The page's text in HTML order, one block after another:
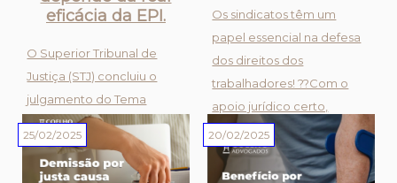
eficácia da EPI.
O Superior Tribunal de
Justiça (STJ) concluiu o
julgamento do Tema
Repetitivo 1090, fixando o
entendimento de que a
indicação de EPI eficaz no
Os sindicatos têm um
papel essencial na defesa
dos direitos dos
trabalhadores! ??Com o
apoio jurídico certo,
sindicatos garantem
melhores condições de
trabalho, reajustes salariais
25/02/2025 20/02/2025